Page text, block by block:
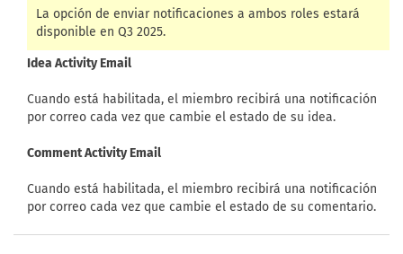
La opción de enviar notificaciones a ambos roles estará
disponible en Q3 2025.
Idea Activity Email
Cuando está habilitada, el miembro recibirá una notificación
por correo cada vez que cambie el estado de su idea.
Comment Activity Email
Cuando está habilitada, el miembro recibirá una notificación
por correo cada vez que cambie el estado de su comentario.